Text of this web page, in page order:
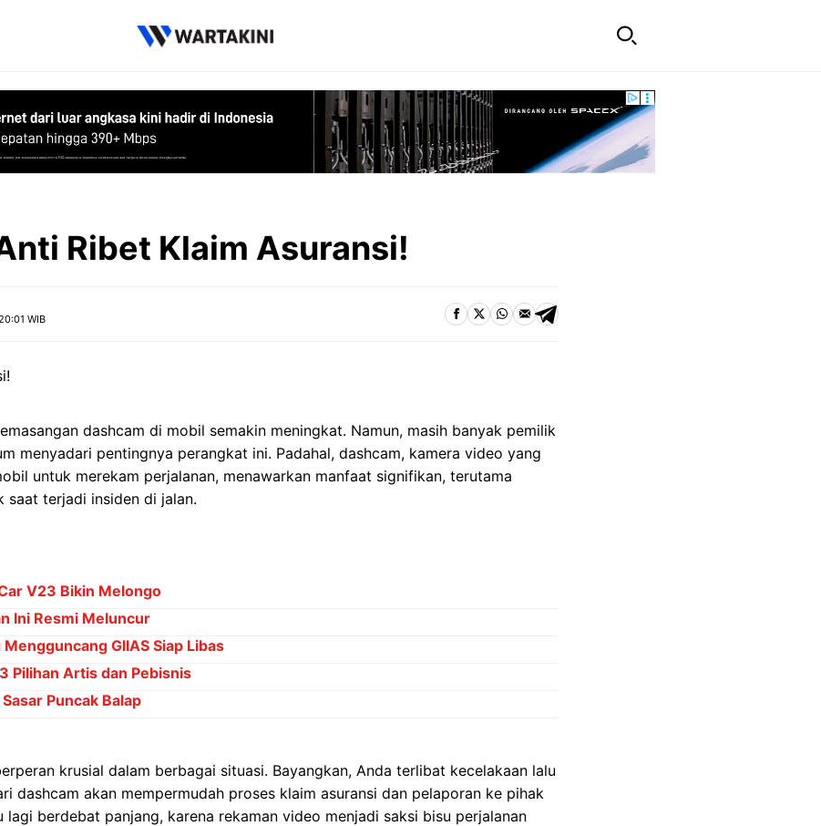
Ribet Klaim Asuransi!
WIB
dashcam di mobil semakin meningkat. Namun, masih banyak pemilik
menyadari pentingnya perangkat ini. Padahal, dashcam, kamera video yang
untuk merekam perjalanan, menawarkan manfaat signifikan, terutama
saat terjadi insiden di jalan.
V23 Bikin Melongo
Ini Resmi Meluncur
GIIAS Siap Libas
Pilihan Artis dan Pebisnis
Puncak Balap
krusial dalam berbagai situasi. Bayangkan, Anda terlibat kecelakaan lalu
dashcam akan mempermudah proses klaim asuransi dan pelaporan ke pihak
lagi berdebat panjang, karena rekaman video menjadi saksi bisu perjalanan